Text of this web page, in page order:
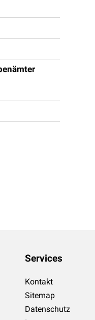
Services
Kontakt
Sitemap
Datenschutz